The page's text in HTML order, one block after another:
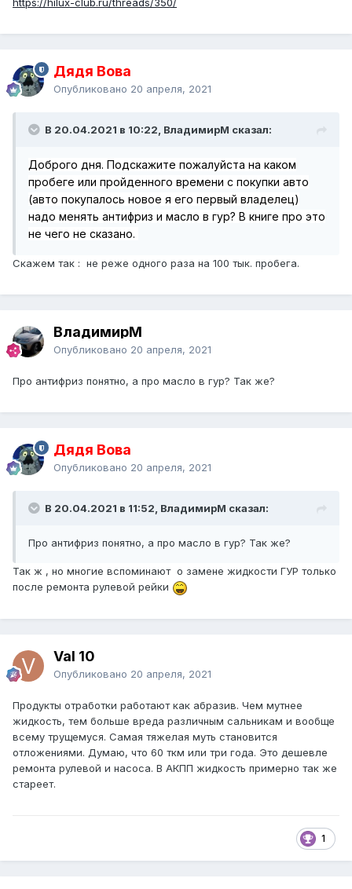
https://hilux-club.ru/threads/350/
Дядя Вова
Опубликовано 20 апреля, 2021
В 20.04.2021 в 10:22, ВладимирМ сказал:
Доброго дня. Подскажите пожалуйста на каком
пробеге или пройденного времени с покупки авто
(авто покупалось новое я его первый владелец)
надо менять антифриз и масло в гур? В книге про это
не чего не сказано.
Скажем так : не реже одного раза на 100 тык. пробега.
ВладимирМ
Опубликовано 20 апреля, 2021
Про антифриз понятно, а про масло в гур? Так же?
Дядя Вова
Опубликовано 20 апреля, 2021
В 20.04.2021 в 11:52, ВладимирМ сказал:
Про антифриз понятно, а про масло в гур? Так же?
Так ж , но многие вспоминают о замене жидкости ГУР только
после ремонта рулевой рейки
Val 10
Опубликовано 20 апреля, 2021
Продукты отработки работают как абразив. Чем мутнее
жидкость, тем больше вреда различным сальникам и вообще
всему трущемуся. Самая тяжелая муть становится
отложениями. Думаю, что 60 ткм или три года. Это дешевле
ремонта рулевой и насоса. В АКПП жидкость примерно так же
стареет.
1